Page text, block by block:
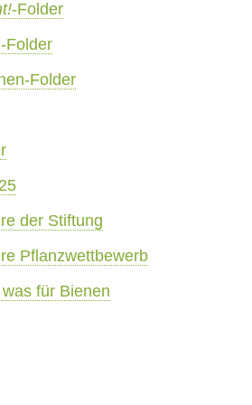
-Folder
Folder
Folder
der Stiftung
Pflanzwettbewerb
für Bienen